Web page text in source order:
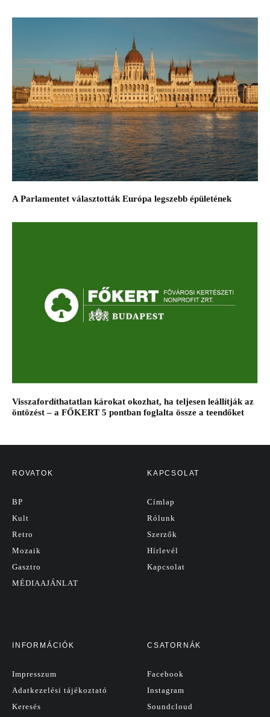
A Parlamentet választották Európa legszebb épületének
Visszafordíthatatlan károkat okozhat, ha teljesen leállítják az
öntözést – a FŐKERT 5 pontban foglalta össze a teendőket
ROVATOK
BP
Kult
Retro
Mozaik
Gasztro
MÉDIAAJÁNLAT
KAPCSOLAT
Címlap
Rólunk
Szerzők
Hírlevél
Kapcsolat
INFORMÁCIÓK
Impresszum
Adatkezelési tájékoztató
Keresés
CSATORNÁK
Facebook
Instagram
Soundcloud